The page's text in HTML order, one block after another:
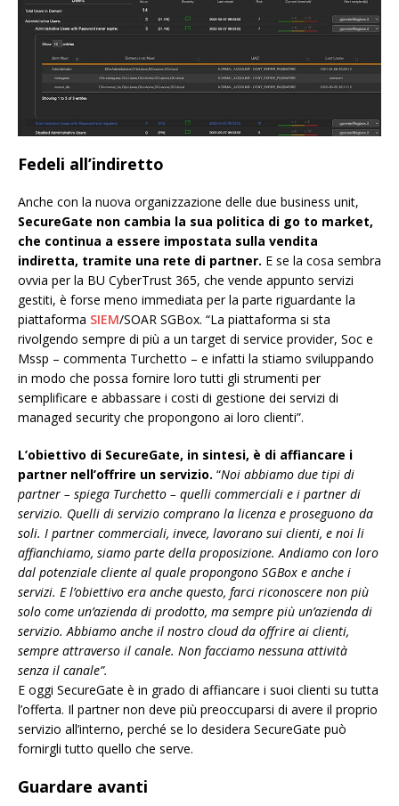
Fedeli all’indiretto
Anche con la nuova organizzazione delle due business unit,
SecureGate non cambia la sua politica di go to market,
che continua a essere impostata sulla vendita
indiretta, tramite una rete di partner. E se la cosa sembra
ovvia per la BU CyberTrust 365, che vende appunto servizi
gestiti, è forse meno immediata per la parte riguardante la
piattaforma SIEM/SOAR SGBox. “La piattaforma si sta
rivolgendo sempre di più a un target di service provider, Soc e
Mssp – commenta Turchetto – e infatti la stiamo sviluppando
in modo che possa fornire loro tutti gli strumenti per
semplificare e abbassare i costi di gestione dei servizi di
managed security che propongono ai loro clienti”.
L’obiettivo di SecureGate, in sintesi, è di affiancare i
partner nell’offrire un servizio. “Noi abbiamo due tipi di
partner – spiega Turchetto – quelli commerciali e i partner di
servizio. Quelli di servizio comprano la licenza e proseguono da
soli. I partner commerciali, invece, lavorano sui clienti, e noi li
affianchiamo, siamo parte della proposizione. Andiamo con loro
dal potenziale cliente al quale propongono SGBox e anche i
servizi. E l’obiettivo era anche questo, farci riconoscere non più
solo come un’azienda di prodotto, ma sempre più un’azienda di
servizio. Abbiamo anche il nostro cloud da offrire ai clienti,
sempre attraverso il canale. Non facciamo nessuna attività
senza il canale”.
E oggi SecureGate è in grado di affiancare i suoi clienti su tutta
l’offerta. Il partner non deve più preoccuparsi di avere il proprio
servizio all’interno, perché se lo desidera SecureGate può
fornirgli tutto quello che serve.
Guardare avanti